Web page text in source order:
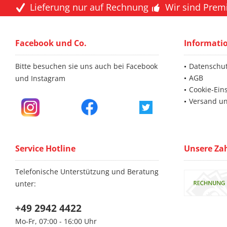
Lieferung nur auf Rechnung Wir sind
Facebook und Co.
Bitte besuchen sie uns auch bei Facebook
und Instagram
AGB
Cookie-
Versand
Service Hotline
Telefonische Unterstützung und Beratung
unter:
+49 2942 4422
Mo-Fr, 07:00 - 16:00 Uhr
Unsere